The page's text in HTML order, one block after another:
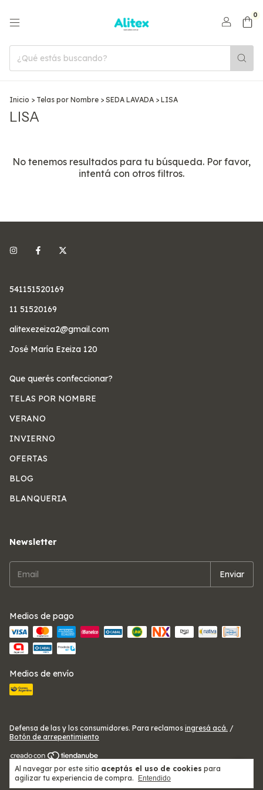
0
Al navegar por este sitio aceptás el uso de cookies para
agilizar tu experiencia de compra.
Entendido
Inicio > Telas por Nombre > SEDA LAVADA > LISA
LISA
No tenemos resultados para tu búsqueda. Por favor,
intentá con otros filtros.
541151520169
11 51520169
alitexezeiza2@gmail.com
José María Ezeiza 120
Que querés confeccionar?
TELAS POR NOMBRE
VERANO
INVIERNO
OFERTAS
BLOG
BLANQUERIA
Newsletter
Medios de pago
Medios de envío
Defensa de las y los consumidores. Para reclamos ingresá acá. /
Botón de arrepentimiento
Copyright Telas Ezeiza Alitex - 2026. Todos los derechos reservados.